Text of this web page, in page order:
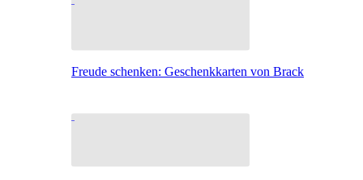
Freude schenken: Geschenkkarten von Brack